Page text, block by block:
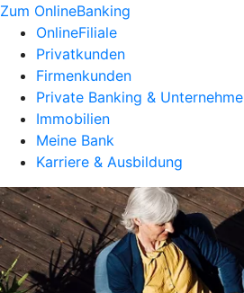
Zum OnlineBanking
OnlineFiliale
Privatkunden
Firmenkunden
Private Banking &
Immobilien
Meine Bank
Karriere & Ausbildung